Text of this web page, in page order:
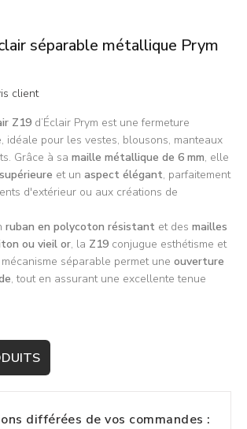
séparable métallique Prym
client
Z19 d’Éclair Prym est une fermeture
idéale pour les vestes, blousons, manteaux
Grâce à sa maille métallique de 6 mm, elle
et un aspect élégant, parfaitement
d'extérieur ou aux créations de
ruban en polycoton résistant et des mailles
ou vieil or, la Z19 conjugue esthétisme et
séparable permet une ouverture
, tout en assurant une excellente tenue
différées de vos commandes :